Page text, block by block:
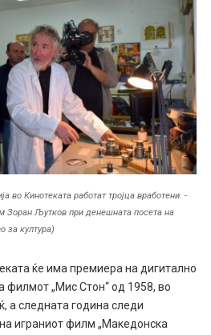
во Кинотеката работат тројца вработени. -
Зоран Љутков при денешната посета на
за култура)
ќе има премиера на дигитално
филмот „Мис Стон“ од 1958, во
а следната година следи
играниот филм „Македонска